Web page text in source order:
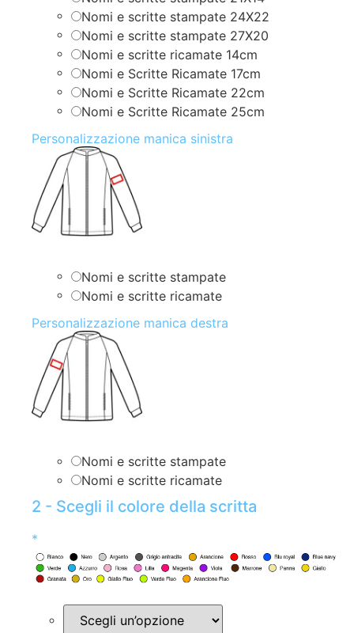
Nomi e scritte stampate 24X22
Nomi e scritte stampate 27X20
Nomi e scritte ricamate 14cm
Nomi e Scritte Ricamate 17cm
Nomi e Scritte Ricamate 22cm
Nomi e Scritte Ricamate 25cm
Personalizzazione manica sinistra
Nomi e scritte stampate
Nomi e scritte ricamate
Personalizzazione manica destra
Nomi e scritte stampate
Nomi e scritte ricamate
2 - Scegli il colore della scritta
*